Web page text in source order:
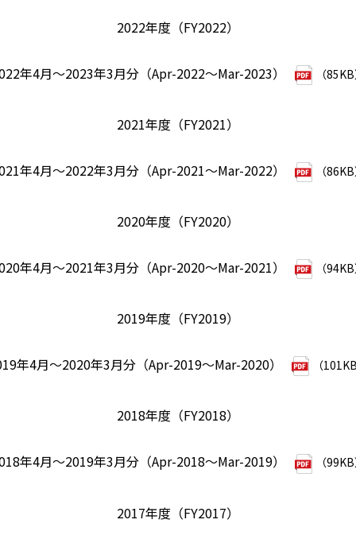
2022年度（FY2022）
年4月～2023年3月分（Apr-2022～Mar-2023） （
2021年度（FY2021）
年4月～2022年3月分（Apr-2021～Mar-2022） （
2020年度（FY2020）
年4月～2021年3月分（Apr-2020～Mar-2021） （
2019年度（FY2019）
年4月～2020年3月分（Apr-2019～Mar-2020） （
2018年度（FY2018）
年4月～2019年3月分（Apr-2018～Mar-2019） （
2017年度（FY2017）